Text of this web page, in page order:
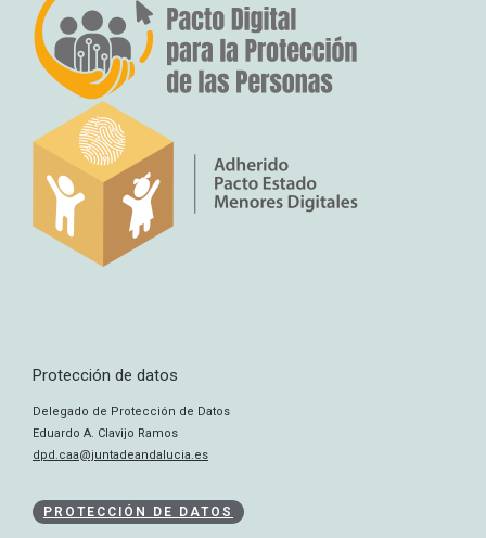
Protección de datos
Delegado de Protección de Datos
Eduardo A. Clavijo Ramos
dpd.caa@juntadeandalucia.es
PROTECCIÓN DE DATOS